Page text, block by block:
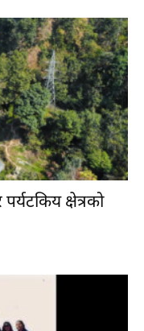
धार्मिक र पर्यटकिय
हुँदै
क्षेत्रको